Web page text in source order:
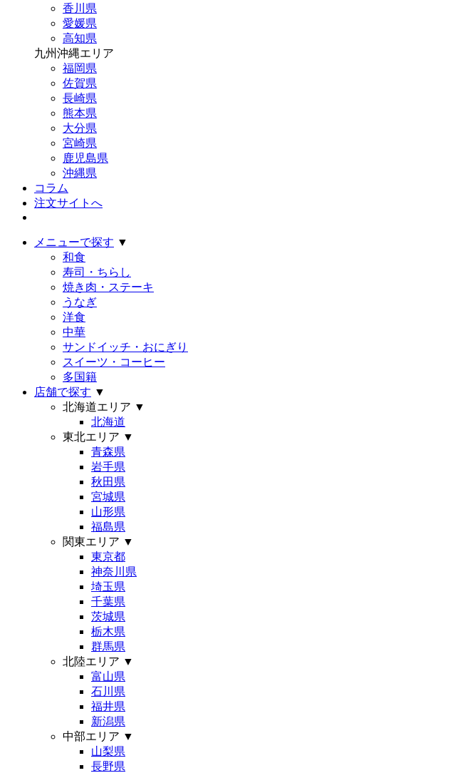
香川県
愛媛県
高知県
九州沖縄エリア
福岡県
佐賀県
長崎県
熊本県
大分県
宮崎県
鹿児島県
沖縄県
コラム
注文サイトへ
メニューで探す ▼
和食
寿司・ちらし
焼き肉・ステーキ
うなぎ
洋食
中華
サンドイッチ・おにぎり
スイーツ・コーヒー
多国籍
店舗で探す ▼
北海道エリア ▼
北海道
東北エリア ▼
青森県
岩手県
秋田県
宮城県
山形県
福島県
関東エリア ▼
東京都
神奈川県
埼玉県
千葉県
茨城県
栃木県
群馬県
北陸エリア ▼
富山県
石川県
福井県
新潟県
中部エリア ▼
山梨県
長野県